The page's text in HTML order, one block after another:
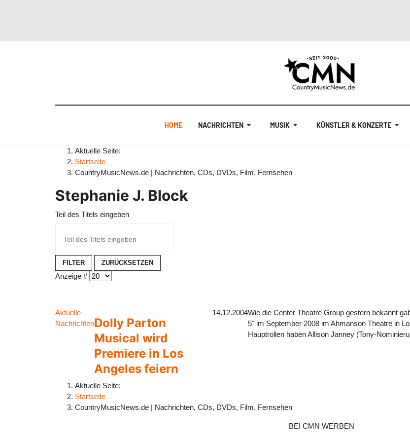
HOME NACHRICHTEN MUSIK KÜNSTLER & KONZERTE
Aktuelle Seite:
Startseite
CountryMusicNews.de | Nachrichten, CDs, DVDs, Film, Fernsehen
Stephanie J. Block
Teil des Titels eingeben
FILTER ZURÜCKSETZEN
Anzeige #
Aktuelle
NachrichtenDolly Parton
Musical wird
Premiere in Los
Angeles feiern
14.12.2004Wie die Center Theatre Group gestern bekannt
5" im September 2008 im Ahmanson Theatre in
Hauptrollen haben Allison Janney (Tony-
Aktuelle Seite:
Startseite
CountryMusicNews.de | Nachrichten, CDs, DVDs, Film, Fernsehen
BEI CMN WERBEN